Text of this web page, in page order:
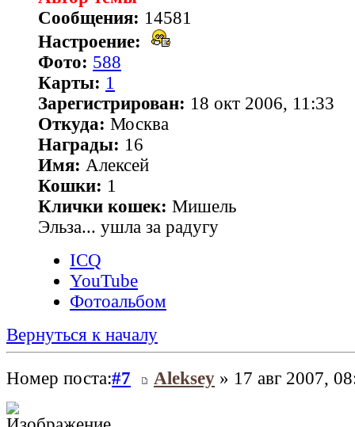
Сообщения: 14581
Настроение:
Фото: 588
Карты: 1
Зарегистрирован: 18 окт 2006, 11:33
Откуда: Москва
Награды: 16
Имя: Алексей
Кошки: 1
Клички кошек: Мишель
Эльза... ушла за радугу
ICQ
YouTube
Фотоальбом
Вернуться к началу
Номер поста:#7 Aleksey » 17 авг 2007,